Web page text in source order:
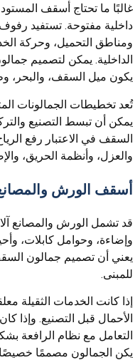
غالبًا ما تحتاج أسقف
داخلية مفتوحة. تستفيد رفوف
ومناطق التحميل، وحركة
الداخلية. يمكن لتصميم
يكون ميل السقف، والبحر،
تُعد تخطيطات الجمالونات
يمكن أن تبسط التصنيع
السقف في الاعتبار رفع
والعزل، وأنظمة الحريق،
أسقف الورش
قد تشمل الورش والمصانع
وإضاءة، وحوامل كابلات،
يعني أن تصميم جمالون
للمبنى.
إذا كانت الخدمات الثقيلة
الأحمال قبل التصنيع. وإذا
التعامل مع نظام الرافعة
يكن الجمالون مصممًا خصيصًا